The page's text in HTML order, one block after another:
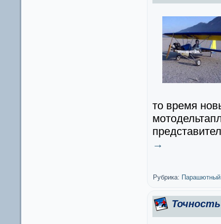
то время
→
Рубрика: Парашютный